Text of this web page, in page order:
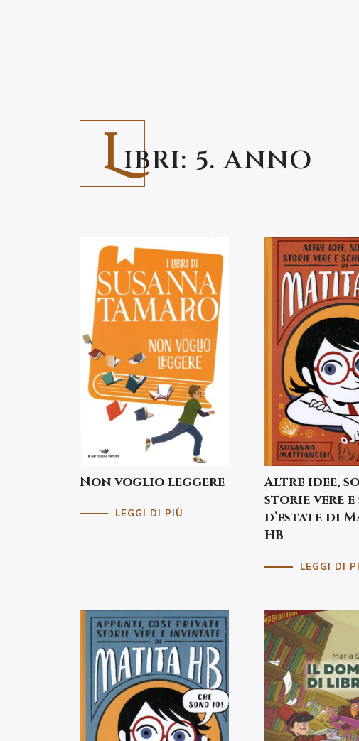
LIBRI: 5. ANNO
Non voglio leggere
LEGGI DI PIÙ
Altre idee,
storie vere
d’estate di
HB
LEGGI DI